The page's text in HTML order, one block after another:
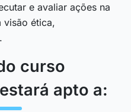
e avaliar ações na
visão ética,
curso
apto a: